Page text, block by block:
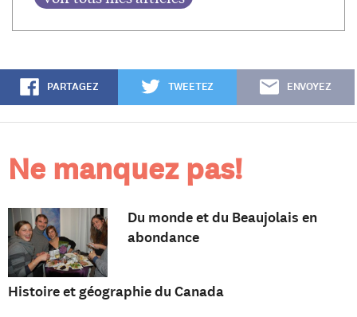
PARTAGEZ TWEETEZ ENVOYEZ
Ne manquez pas!
Du monde et du Beaujolais en
abondance
Histoire et géographie du Canada